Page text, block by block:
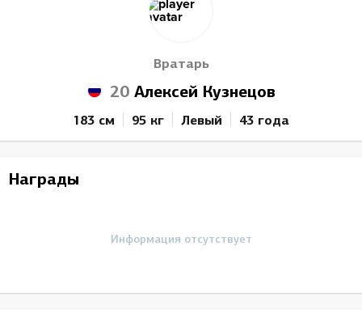
Вратарь
20Алексей Кузнецов
183 см 95 кг Левый 43 года
Награды
Информация отсутствует